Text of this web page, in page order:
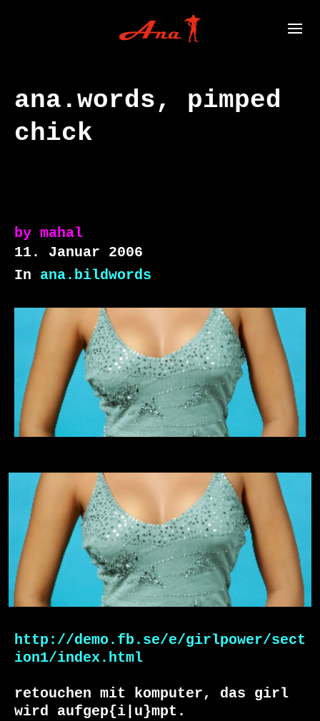
ana.words, pimped
chick
by mahal
11. Januar 2006
In ana.bildwords
http://demo.fb.se/e/girlpower/sect
ion1/index.html
retouchen mit komputer, das girl
wird aufgep{i|u}mpt.